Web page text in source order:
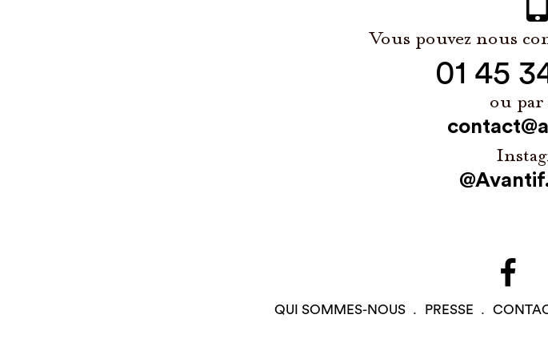
Vous pouvez nous
01 45
ou par
QUI SOMMES-NOUS PRESSE